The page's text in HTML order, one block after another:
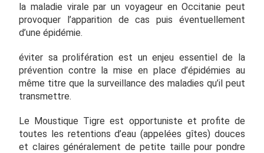
la maladie virale par un voyageur en Occitanie peut
provoquer l’apparition de cas puis éventuellement
d’une épidémie.
éviter sa prolifération est un enjeu essentiel de la
prévention contre la mise en place d’épidémies au
même titre que la surveillance des maladies qu’il peut
transmettre.
Le Moustique Tigre est opportuniste et profite de
toutes les retentions d’eau (appelées gîtes) douces
et claires généralement de petite taille pour pondre